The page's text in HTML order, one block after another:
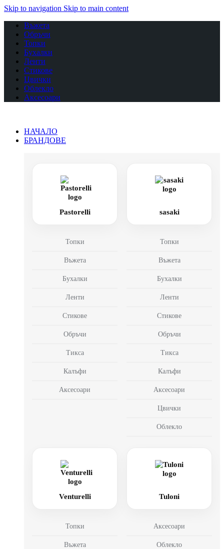
Skip to navigation Skip to main content
Въжета
Обръчи
Топки
Бухалки
Ленти
Стикове
Цвички
Облекло
Аксесоари
НАЧАЛО
БРАНДОВЕ
Pastorelli
Топки
Въжета
Бухалки
Ленти
Стикове
Обръчи
Тикса
Калъфи
Аксесоари
sasaki
Топки
Въжета
Бухалки
Ленти
Стикове
Обръчи
Тикса
Калъфи
Аксесоари
Цвички
Облекло
Venturelli
Топки
Въжета
Tuloni
Аксесоари
Облекло